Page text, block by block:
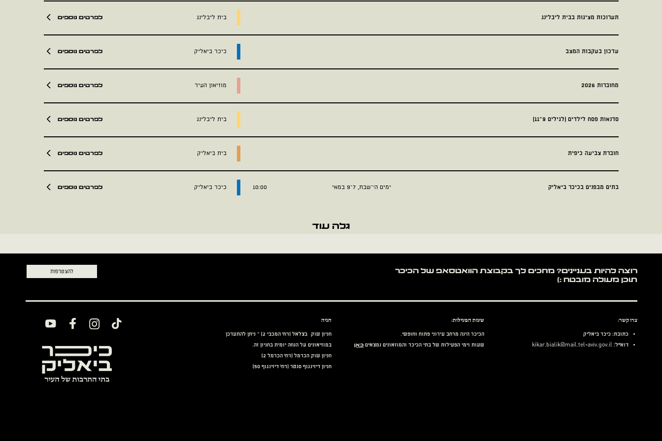
תערוכות מציגות בבית ליבלינג בית ליבלינג לפרטים נוספים
עדכון בעקבות המצב כיכר ביאליק לפרטים נוספים
מחוברות 2026 מוזיאון העיר לפרטים נוספים
סדנאות פסח לילדים (לגילים 9–11) בית ליבלינג לפרטים נוספים
חוברת צביעה כיפית בית ביאליק לפרטים נוספים
בתים מבפנים בכיכר ביאליק ימים ה׳–שבת, 7–9 במאי 10:00 כיכר ביאליק לפרטים נוספים
גלה עוד
תוכן מעולה מובטח :)
להצטרפות
צרו קשר:
כתובת: כיכר ביאליק
דוא״ל: kikar.bialik@mail.tel-aviv.gov.il
שעות הפעילות:
הכיכר הינה מרחב עירוני פתוח וחופשי.
שעות וימי הפעילות של בתי הכיכר והמוזאונים נמצאים כאן
חניה
חניון שוק בצלאל (רח' המכבי 2) – ניתן להתעדכן
במוזיאונים על הנחה יומית בחניון זה.
חניון שוק הכרמל (רח' הכרמל 2)
חניון דיזינגוף סנטר (רח' דיזינגוף 50)